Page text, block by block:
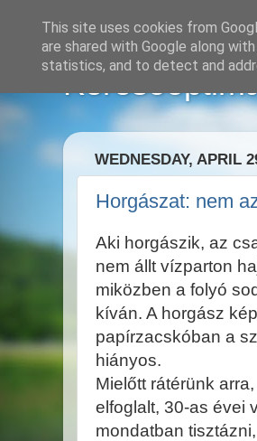
WEDNESDAY, APRIL
Horgászat: nem
Aki horgászik, az
nem állt vízparton
miközben a folyó
kíván. A horgász
papírzacskóban a
hiányos.
Mielőtt rátérünk
elfoglalt, 30-as évei
mondatban
This site uses cookies from
are shared with Google along
statistics, and to detect and